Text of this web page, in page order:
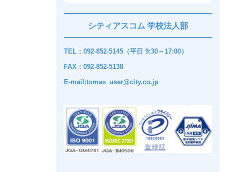
シティアスコム 学校法人部
TEL：092-852-5145（平日 9:30～17:00）
FAX：092-852-5138
E-mail:tomas_user@city.co.jp